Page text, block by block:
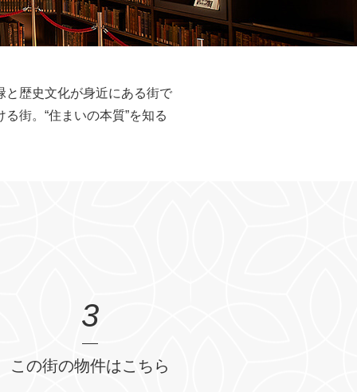
と歴史文化が身近にある街で
街。“住まいの本質”を知る
3
この街の物件はこちら